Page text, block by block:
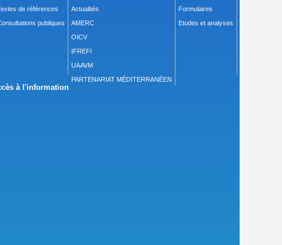
de références
publiques
Actualités
AMERC
OICV
IFREFI
UAAVM
PARTENARIAT MÉDITERRANÉEN
Formulaires
Etudes et analyses
à l'information